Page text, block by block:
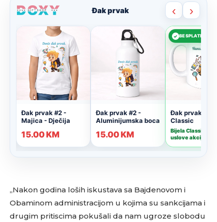
„Nakon godina loših iskustava sa Bajdenovom i
Obaminom administracijom u kojima su sankcijama i
drugim pritiscima pokušali da nam ugroze slobodu